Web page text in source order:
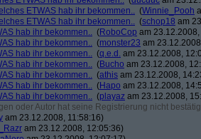
ETWAS hab ihr bekommen.. (Winnie_Pooh
ETWAS hab ihr bekommen.. (schop18 am
hab ihr bekommen.. (RoboCop am
hab ihr bekommen.. (monster23 am
hab ihr bekommen.. (q.e.d. am 23.12.2008,
hab ihr bekommen.. (Bucho am 23.12.2008,
hab ihr bekommen.. (athis am 23.12.2008,
hab ihr bekommen.. (Hapo am 23.12.2008,
hab ihr bekommen.. (playaz am 23.12.2008,
oder Autor hat seine Registrierung nicht
am 23.12.2008, 11:58:16)
am 23.12.2008, 12:05:36)